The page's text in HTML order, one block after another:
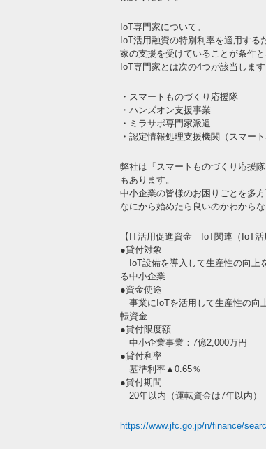
IoT専門家について。
IoT活用融資の特別利率を適用する
家の支援を受けていることが条件と
IoT専門家とは次の4つが該当します
・スマートものづくり応援隊
・ハンズオン支援事業
・ミラサポ専門家派遣
・認定情報処理支援機関（スマー
弊社は『スマートものづくり応援
もあります。
中小企業の皆様のお困りごとを多
なにから始めたら良いのかわから
【IT活用促進資金 IoT関連（IoT活
●貸付対象
IoT設備を導入して生産性の向上
る中小企業
●資金使途
事業にIoTを活用して生産性の向
転資金
●貸付限度額
中小企業事業：7億2,000万円
●貸付利率
基準利率▲0.65％
●貸付期間
20年以内（運転資金は7年以内）
https://www.jfc.go.jp/n/finance/